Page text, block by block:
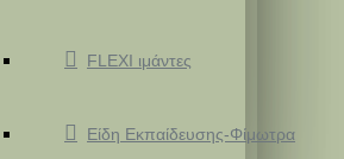
FLEXI ιμάντες
Είδη Εκπαίδευσης-Φίμωτρα